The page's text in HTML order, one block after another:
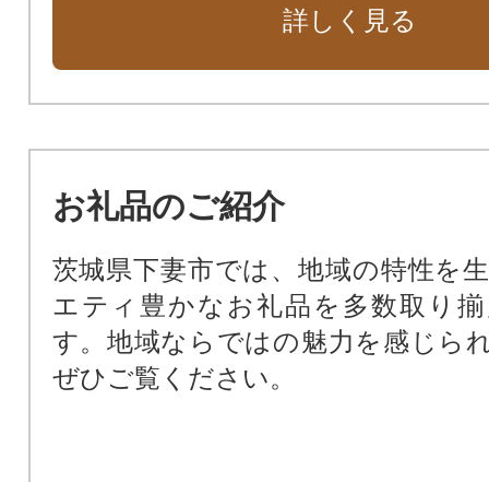
詳しく見る
お礼品のご紹介
茨城県下妻市では、地域の特性を
エティ豊かなお礼品を多数取り
す。地域ならではの魅力を感じら
ぜひご覧ください。